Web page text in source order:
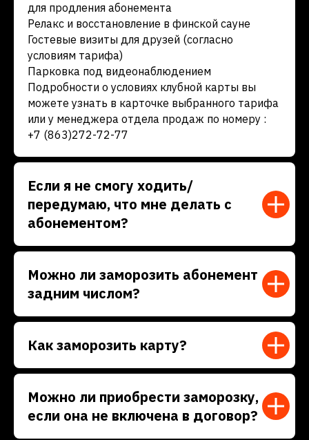
для продления абонемента
Релакс и восстановление в финской сауне
Гостевые визиты для друзей (согласно
условиям тарифа)
Парковка под видеонаблюдением
Подробности о условиях клубной карты вы
можете узнать в карточке выбранного тарифа
или у менеджера отдела продаж по номеру :
+7 (863)272-72-77
Если я не смогу ходить/
передумаю, что мне делать с
абонементом?
Можно ли заморозить абонемент
задним числом?
Как заморозить карту?
Можно ли приобрести заморозку,
если она не включена в договор?
Фитнес-клуб Level fitness, ИП Лапшина Л.Г, юридический
адрес: 346880, Россия, Ростовская область, г. Батайск, ул.
Тельмана, д. 181, фактический адрес: 346880, Россия,
Ростовская область, г. Батайск, ул. М. Горького, д. 84
Разработка сайта